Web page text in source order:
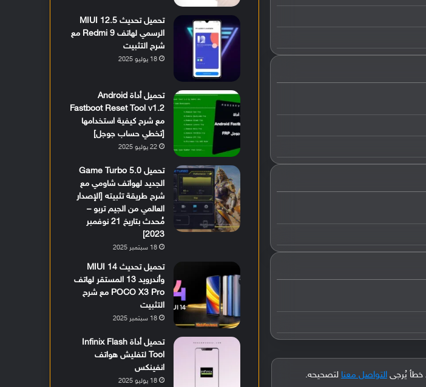
التواصل معنا لتصحيحه.
تحميل تحديث MIUI 12.5
الرسمي لهاتف Redmi 9 مع
شرح التثبيت
18 يوليو 2025
تحميل أداة Android
Fastboot Reset Tool v1.2
مع شرح كيفية استخدامها
[تخطي حساب جوجل]
22 يوليو 2025
تحميل Game Turbo 5.0
الجديد لهواتف شاومي مع
شرح طريقة تثبيته [الإصدار
العالمي من الجيم تربو –
مُحدث بتاريخ 21 نوفمبر
2023]
18 سبتمبر 2025
تحميل تحديث MIUI 14
وأندرويد 13 المستقر لهاتف
POCO X3 Pro مع شرح
التثبيت
18 سبتمبر 2025
تحميل أداة Infinix Flash
Tool لتفليش هواتف
انفينكس
18 يوليو 2025